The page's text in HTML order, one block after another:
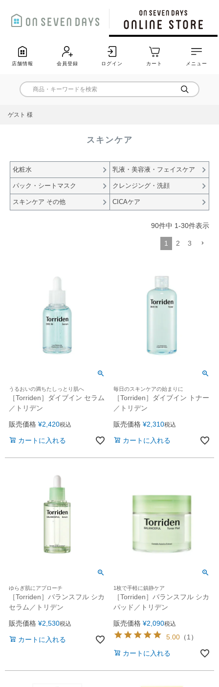
店舗情報 会員登録 ログイン カート メニュー
ゲスト 様
スキンケア
化粧水 乳液・美容液・フェイスケア
パック・シートマスク クレンジング・洗顔
スキンケア その他 CICAケア
90件中 1-30件表示
1 2 3
うるおいの満ちたしっとり肌へ
［Torriden］ダイブイン セラム
／トリデン
販売価格 ¥2,420税込
カートに入れる
毎日のスキンケアの始まりに
［Torriden］ダイブイン トナー
／トリデン
販売価格 ¥2,310税込
カートに入れる
ゆらぎ肌にアプローチ
［Torriden］バランスフル シカ
セラム／トリデン
販売価格 ¥2,530税込
カートに入れる
1枚で手軽に鎮静ケア
［Torriden］バランスフル シカ
パッド／トリデン
販売価格 ¥2,090税込
5.00 （1 ）
カートに入れる